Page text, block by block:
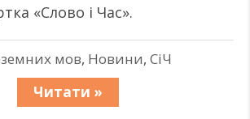
«Слово і Час».
мов, Новини, СіЧ
Читати »